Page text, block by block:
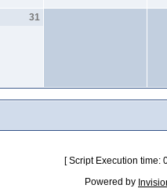
31
[ Script Execution
Powered by